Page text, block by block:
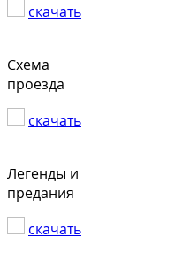
скачать
Схема
проезда
скачать
Легенды и
предания
скачать